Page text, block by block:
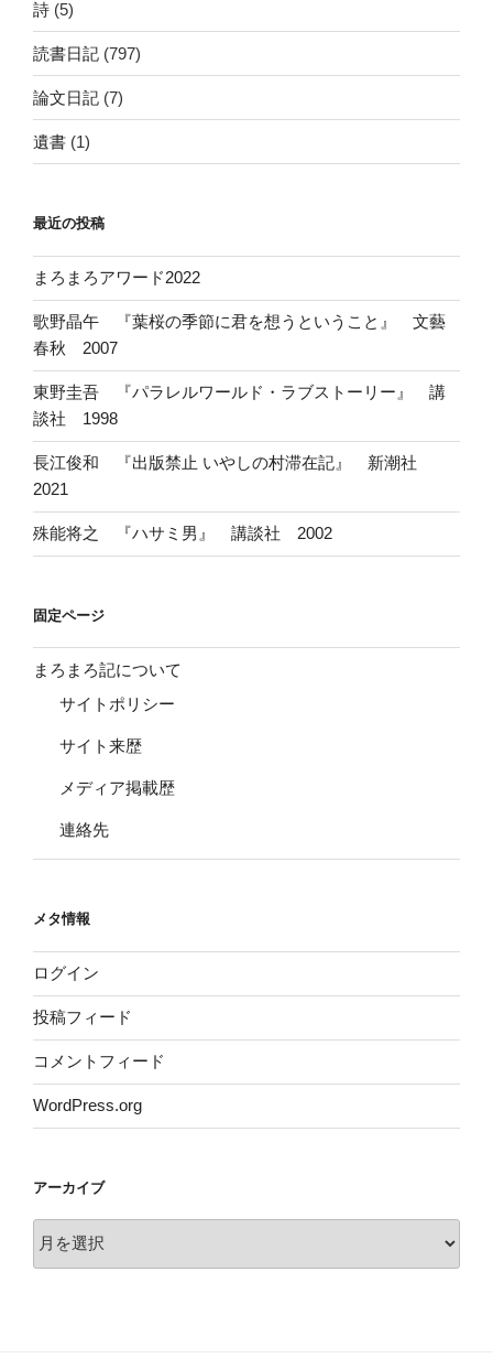
詩 (5)
読書日記 (797)
論文日記 (7)
遺書 (1)
最近の投稿
まろまろアワード2022
歌野晶午 『葉桜の季節に君を想うということ』 文藝
春秋 2007
東野圭吾 『パラレルワールド・ラブストーリー』 講
談社 1998
長江俊和 『出版禁止 いやしの村滞在記』 新潮社
2021
殊能将之 『ハサミ男』 講談社 2002
固定ページ
まろまろ記について
サイトポリシー
サイト来歴
メディア掲載歴
連絡先
メタ情報
ログイン
投稿フィード
コメントフィード
WordPress.org
アーカイブ
ー